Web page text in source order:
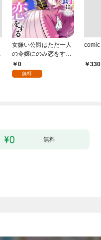
女嫌い公爵はただ一人
の令嬢にのみ恋をする
（分冊版）第１話
0
無料
comic
￥330
無料